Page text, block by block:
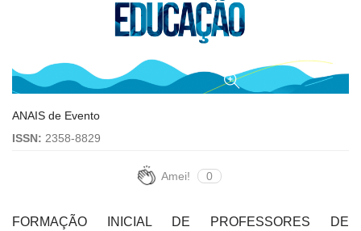
ANAIS de Evento
ISSN: 2358-8829
Amei! 0
FORMAÇÃO INICIAL DE PROFESSORES DE